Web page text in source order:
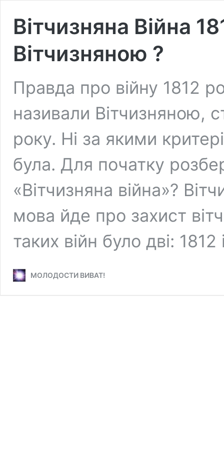
Вітчизняна Війна
Вітчизняною ?
Правда про війну 1812
називали Вітчизняною,
року. Ні за якими
була. Для початку
«Вітчизняна війна»?
мова йде про захист
таких війн було дві:
МОЛОДОСТИ ВИВАТ!